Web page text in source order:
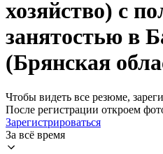
хозяйство) с
занятостью в
(Брянская
Чтобы видеть все резюме,
После регистрации откроем
Зарегистрироваться
За всё время